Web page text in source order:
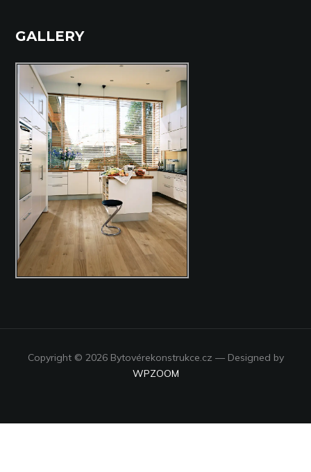
GALLERY
Copyright © 2026 Bytovérekonstrukce.cz — Designed by
WPZOOM